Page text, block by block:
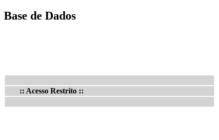
Base de Dados
:: Acesso Restrito ::